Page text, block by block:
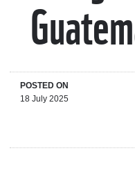
POSTED ON
18 July 2025